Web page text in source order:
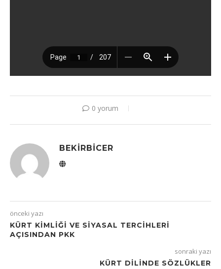
0 yorum
BEKIRBICER
önceki yazı
KÜRT KIMLIĞI VE SIYASAL TERCIHLERI
AÇISINDAN PKK
sonraki yazı
KÜRT DILINDE SÖZLÜKLER